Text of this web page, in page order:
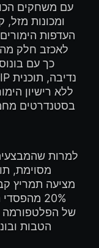
עם משחקים
ומכונות מזל,
העדפות
לאכזב חלק
כך עם
ללא רישיון
בסטנדרטים
למרות
מסוימת,
מציעה תמריץ
של הפלטפורמה
הטבות